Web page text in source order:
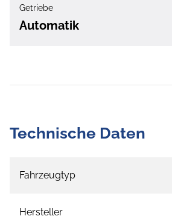
Getriebe
Automatik
Technische Daten
Fahrzeugtyp
Hersteller